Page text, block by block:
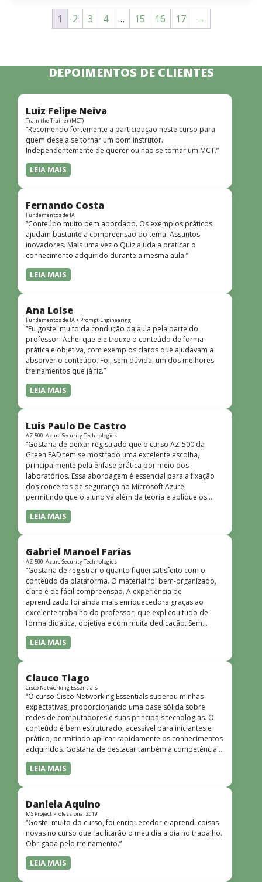
1 2 3 4 … 15 16 17 →
DEPOIMENTOS DE CLIENTES
Luiz Felipe Neiva
Train the Trainer (MCT)
“Recomendo fortemente a participação neste curso para
quem deseja se tornar um bom instrutor.
Independentemente de querer ou não se tornar um MCT.”
LEIA MAIS
Fernando Costa
Fundamentos de IA
“Conteúdo muito bem abordado. Os exemplos práticos
ajudam bastante a compreensão do tema. Assuntos
inovadores. Mais uma vez o Quiz ajuda a praticar o
conhecimento adquirido durante a mesma aula.”
LEIA MAIS
Ana Loise
Fundamentos de IA + Prompt Engineering
“Eu gostei muito da condução da aula pela parte do
professor. Achei que ele trouxe o conteúdo de forma
prática e objetiva, com exemplos claros que ajudavam a
absorver o conteúdo. Foi, sem dúvida, um dos melhores
treinamentos que já fiz.”
LEIA MAIS
Luis Paulo De Castro
AZ-500: Azure Security Technologies
“Gostaria de deixar registrado que o curso AZ-500 da
Green EAD tem se mostrado uma excelente escolha,
principalmente pela ênfase prática por meio dos
laboratórios. Essa abordagem é essencial para a fixação
dos conceitos de segurança no Microsoft Azure,
permitindo que o aluno vá além da teoria e aplique os
conhecimentos em cenários reais e simulados. Outro
ponto muito positivo é a didática do curso. O conteúdo é
quem não tem uma bagagem técnica muito avançada.”
LEIA MAIS
Gabriel Manoel Farias
AZ-500: Azure Security Technologies
“Gostaria de registrar o quanto fiquei satisfeito com o
conteúdo da plataforma. O material foi bem-organizado,
claro e de fácil compreensão. A experiência de
aprendizado foi ainda mais enriquecedora graças ao
excelente trabalho do professor, que explicou tudo de
forma didática, objetiva e com muita dedicação. Sem
dúvida, foi uma jornada de muito aprendizado!”
LEIA MAIS
Clauco Tiago
Cisco Networking Essentials
“O curso Cisco Networking Essentials superou minhas
expectativas, proporcionando uma base sólida sobre
redes de computadores e suas principais tecnologias. O
conteúdo é bem estruturado, acessível para iniciantes e
prático, permitindo aplicar rapidamente os conhecimentos
adquiridos. Gostaria de destacar também a competência e
o conhecimento técnico do instrutor Peterson, que
demonstrou total domínio do assunto e soube explicar
dinâmicas e envolventes. Recomendo o curso para todos
que desejam iniciar ou aprofundar seus conhecimentos em
redes!”
LEIA MAIS
Daniela Aquino
MS Project Professional 2019
“Gostei muito do curso, foi enriquecedor e aprendi coisas
novas no curso que facilitarão o meu dia a dia no trabalho.
Obrigada pelo treinamento.”
LEIA MAIS